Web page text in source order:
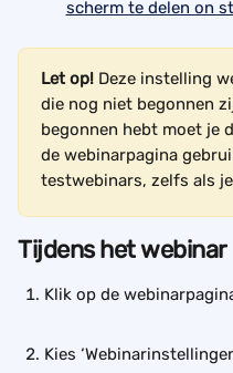
Let op! Deze instelling
die nog niet begonnen
begonnen hebt moet je
de webinarpagina
testwebinars, zelfs als
Tijdens het webinar
Klik op de
Kies